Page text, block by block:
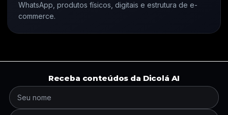
WhatsApp, produtos físicos, digitais e estrutura de e-
commerce.
Receba conteúdos da Dicolá AI